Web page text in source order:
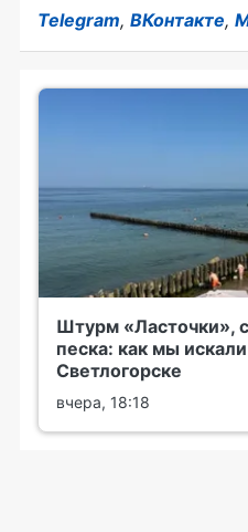
Telegram, ВКонтакте,
Штурм «Ласточки»,
песка: как мы
Светлогорске
вчера, 18:18